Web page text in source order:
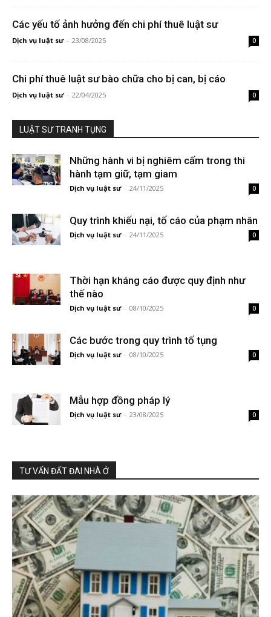
Các yếu tố ảnh hưởng đến chi phí thuê luật sư
Dịch vụ luật sư - 23/08/2025 0
Chi phí thuê luật sư bào chữa cho bị can, bị cáo
Dịch vụ luật sư - 22/04/2025 0
LUẬT SƯ TRANH TỤNG
Những hành vi bị nghiêm cấm trong thi
hành tạm giữ, tạm giam
Dịch vụ luật sư - 24/11/2025 0
Quy trình khiếu nại, tố cáo của phạm nhân
Dịch vụ luật sư - 24/11/2025 0
Thời hạn kháng cáo được quy định như
thế nào
Dịch vụ luật sư - 08/10/2025 0
Các bước trong quy trình tố tụng
Dịch vụ luật sư - 08/10/2025 0
Mẫu hợp đồng pháp lý
Dịch vụ luật sư - 23/08/2025 0
TƯ VẤN ĐẤT ĐAI NHÀ Ở